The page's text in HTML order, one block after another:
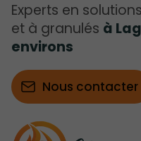
Experts en
et à granulés à
environs
Nous contacter